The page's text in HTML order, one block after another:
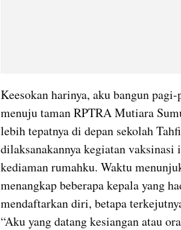
Keesokan harinya, aku bangun
menuju taman RPTRA Mutiara
lebih tepatnya di depan sekolah
dilaksanakannya kegiatan
kediaman rumahku. Waktu
menangkap beberapa kepala yang
mendaftarkan diri, betapa
“Aku yang datang kesiangan atau